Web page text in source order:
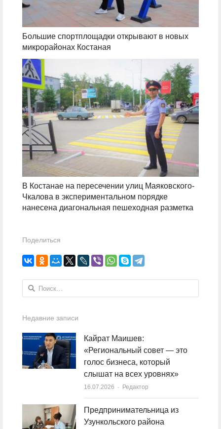
Большие спортплощадки открывают в новых
микрорайонах Костаная
В Костанае на пересечении улиц Маяковского-
Чкалова в экспериментальном порядке
нанесена диагональная пешеходная разметка
Поделиться
Найти:
Недавние записи
Кайрат Маишев:
«Региональный совет — это
голос бизнеса, который
слышат на всех уровнях»
16.07.2026 Author
Редактор
Предпринимательница из
Узункольского района